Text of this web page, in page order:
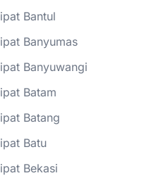
Bantul
Banyumas
Banyuwangi
Batam
Batang
Batu
Bekasi